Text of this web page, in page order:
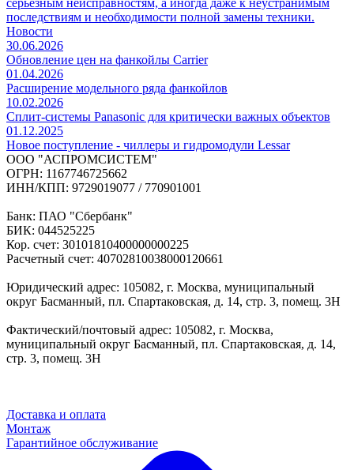
серьезным неисправностям, а иногда даже к неустранимым
последствиям и необходимости полной замены техники.
Новости
30.06.2026
Обновление цен на фанкойлы Carrier
01.04.2026
Расширение модельного ряда фанкойлов
10.02.2026
Сплит-системы Panasonic для критически важных объектов
01.12.2025
Новое поступление - чиллеры и гидромодули Lessar
ООО "АСПРОМСИСТЕМ"
ОГРН: 1167746725662
ИНН/КПП: 9729019077 / 770901001
Банк: ПАО "Сбербанк"
БИК: 044525225
Кор. счет: 30101810400000000225
Расчетный счет: 40702810038000120661
Юридический адрес: 105082, г. Москва, муниципальный
округ Басманный, пл. Спартаковская, д. 14, стр. 3, помещ. 3Н
Фактический/почтовый адрес: 105082, г. Москва,
муниципальный округ Басманный, пл. Спартаковская, д. 14,
стр. 3, помещ. 3Н
Доставка и оплата
Монтаж
Гарантийное обслуживание